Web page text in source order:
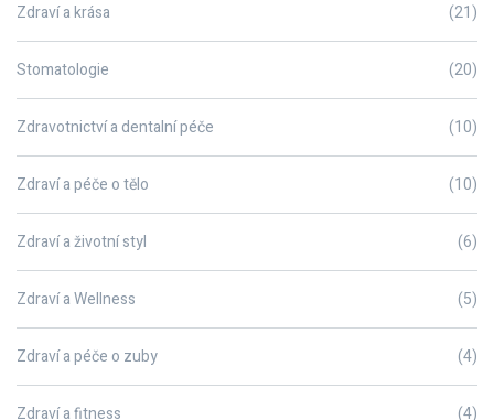
Zdraví a krása (21)
Stomatologie (20)
Zdravotnictví a dentalní péče (10)
Zdraví a péče o tělo (10)
Zdraví a životní styl (6)
Zdraví a Wellness (5)
Zdraví a péče o zuby (4)
Zdraví a fitness (4)